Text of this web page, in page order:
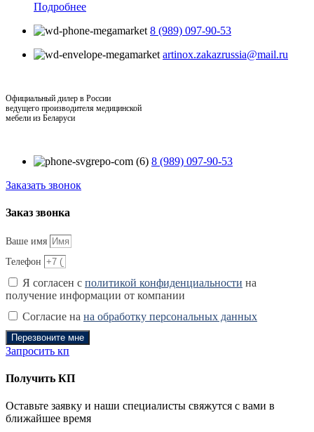
Подробнее
8 (989) 097-90-53
artinox.zakazrussia@mail.ru
Официальный дилер в России
ведущего производителя медицинской
мебели из Беларуси
8 (989) 097-90-53
Заказать звонок
Заказ звонка
Ваше имя
Телефон
Я согласен с политикой конфиденциальности на
получение информации от компании
Согласие на на обработку персональных данных
Перезвоните мне
Запросить кп
Получить КП
Оставьте заявку и наши специалисты свяжутся с вами в
ближайшее время